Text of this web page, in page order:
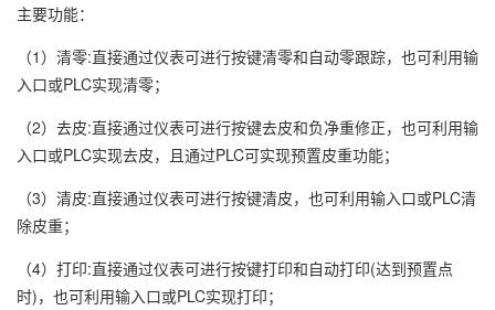
主要功能：
（1）清零:直接通过仪表可进行按键清零和自动零跟踪，也可利用输
入口或PLC实现清零；
（2）去皮:直接通过仪表可进行按键去皮和负净重修正，也可利用输
入口或PLC实现去皮，且通过PLC可实现预置皮重功能；
（3）清皮:直接通过仪表可进行按键清皮，也可利用输入口或PLC清
除皮重；
（4）打印:直接通过仪表可进行按键打印和自动打印(达到预置点
时)，也可利用输入口或PLC实现打印；